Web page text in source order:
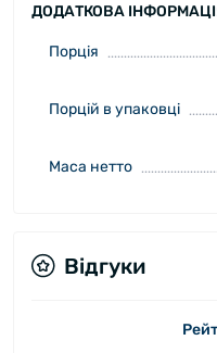
ДОДАТКОВА
Порція
Порцій в упаковці
Маса нетто
Відгуки